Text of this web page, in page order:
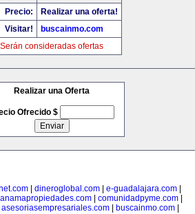
Precio:
Realizar una oferta!
Visitar!
buscainmo.com
Serán consideradas ofertas
Realizar una Oferta
Ofrecido $
dineroglobal.com e-guadalajara.com
| comunidadpyme.com|
asesoriasempresariales.com| buscainmo.com|